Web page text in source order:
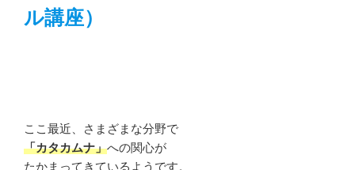
ル講座）
ここ最近、さまざまな分野で
「カタカムナ」への関心が
たかまってきているようです。